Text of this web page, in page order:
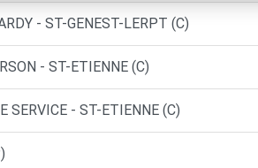
- ST-GENEST-LERPT (C)
- ST-ETIENNE (C)
- ST-ETIENNE (C)